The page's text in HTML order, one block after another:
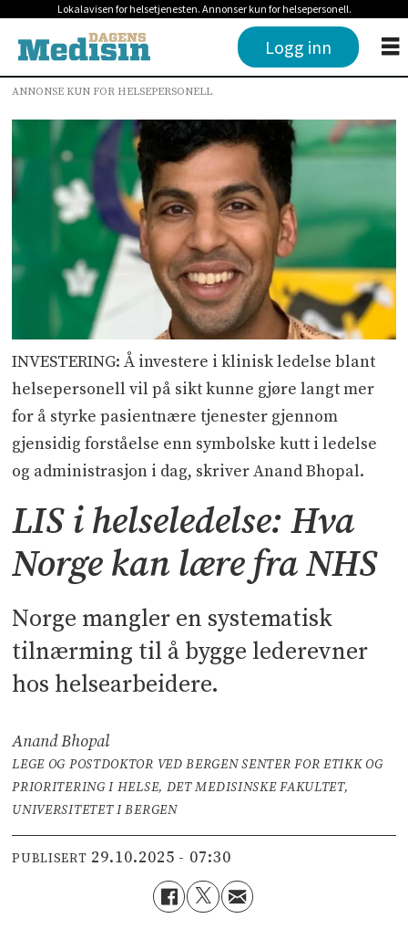
Lokalavisen for helsetjenesten. Annonser kun for helsepersonell.
Logg inn
ANNONSE KUN FOR HELSEPERSONELL
INVESTERING: Å investere i klinisk ledelse blant
helsepersonell vil på sikt kunne gjøre langt mer
for å styrke pasientnære tjenester gjennom
gjensidig forståelse enn symbolske kutt i ledelse
og administrasjon i dag, skriver Anand Bhopal.
LIS i helseledelse: Hva
Norge kan lære fra NHS
Norge mangler en systematisk
tilnærming til å bygge lederevner
hos helsearbeidere.
Anand Bhopal
LEGE OG POSTDOKTOR VED BERGEN SENTER FOR ETIKK OG
PRIORITERING I HELSE, DET MEDISINSKE FAKULTET,
UNIVERSITETET I BERGEN
PUBLISERT 29.10.2025 - 07:30